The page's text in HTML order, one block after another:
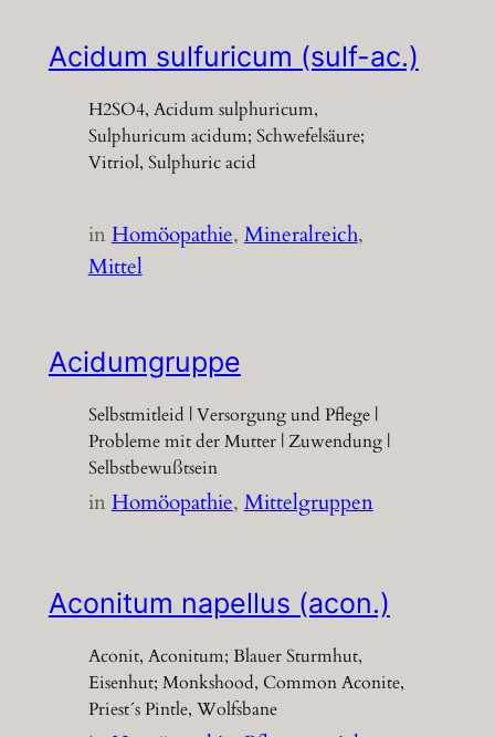
Acidum sulfuricum (sulf-ac.)
H2SO4, Acidum sulphuricum,
Sulphuricum acidum; Schwefelsäure;
Vitriol, Sulphuric acid
inHomöopathie, Mineralreich
Mittel
Acidumgruppe
Selbstmitleid | Versorgung und Pflege |
Probleme mit der Mutter | Zuwendung |
Selbstbewußtsein
inHomöopathie, Mittelgruppen
Aconitum napellus (acon.)
Aconit, Aconitum; Blauer Sturmhut,
Eisenhut; Monkshood, Common Aconite,
Priest´s Pintle, Wolfsbane